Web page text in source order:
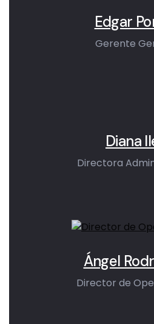
Edgar
Gerente
Diana
Directora
Ángel
Director de